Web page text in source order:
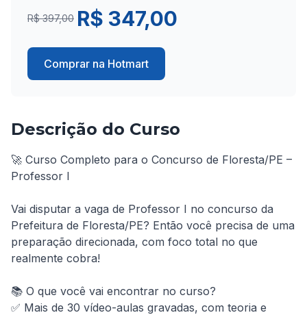
R$ 397,00 R$ 347,00
Comprar na Hotmart
Descrição do Curso
🚀 Curso Completo para o Concurso de Floresta/PE –
Professor I
Vai disputar a vaga de Professor I no concurso da
Prefeitura de Floresta/PE? Então você precisa de uma
preparação direcionada, com foco total no que
realmente cobra!
📚 O que você vai encontrar no curso?
✅ Mais de 30 vídeo-aulas gravadas, com teoria e